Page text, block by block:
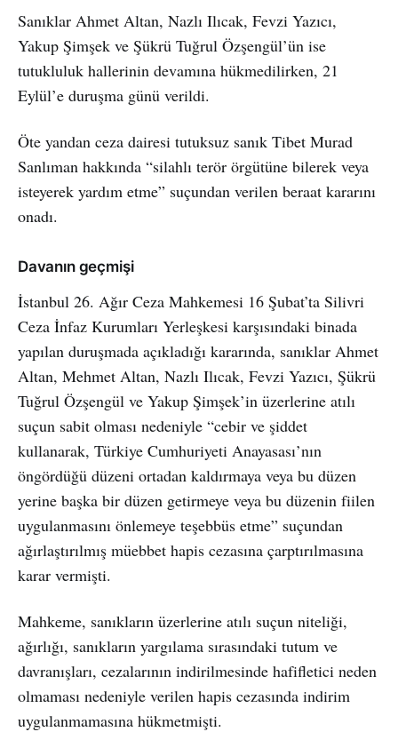
Sanıklar Ahmet Altan, Nazlı Ilıcak, Fevzi Yazıcı,
Yakup Şimşek ve Şükrü Tuğrul Özşengül’ün ise
tutukluluk hallerinin devamına hükmedilirken, 21
Eylül’e duruşma günü verildi.
Öte yandan ceza dairesi tutuksuz sanık Tibet Murad
Sanlıman hakkında “silahlı terör örgütüne bilerek veya
isteyerek yardım etme” suçundan verilen beraat kararını
onadı.
Davanın geçmişi
İstanbul 26. Ağır Ceza Mahkemesi 16 Şubat’ta Silivri
Ceza İnfaz Kurumları Yerleşkesi karşısındaki binada
yapılan duruşmada açıkladığı kararında, sanıklar Ahmet
Altan, Mehmet Altan, Nazlı Ilıcak, Fevzi Yazıcı, Şükrü
Tuğrul Özşengül ve Yakup Şimşek’in üzerlerine atılı
suçun sabit olması nedeniyle “cebir ve şiddet
kullanarak, Türkiye Cumhuriyeti Anayasası’nın
öngördüğü düzeni ortadan kaldırmaya veya bu düzen
yerine başka bir düzen getirmeye veya bu düzenin fiilen
uygulanmasını önlemeye teşebbüs etme” suçundan
ağırlaştırılmış müebbet hapis cezasına çarptırılmasına
karar vermişti.
Mahkeme, sanıkların üzerlerine atılı suçun niteliği,
ağırlığı, sanıkların yargılama sırasındaki tutum ve
davranışları, cezalarının indirilmesinde hafifletici neden
olmaması nedeniyle verilen hapis cezasında indirim
uygulanmamasına hükmetmişti.